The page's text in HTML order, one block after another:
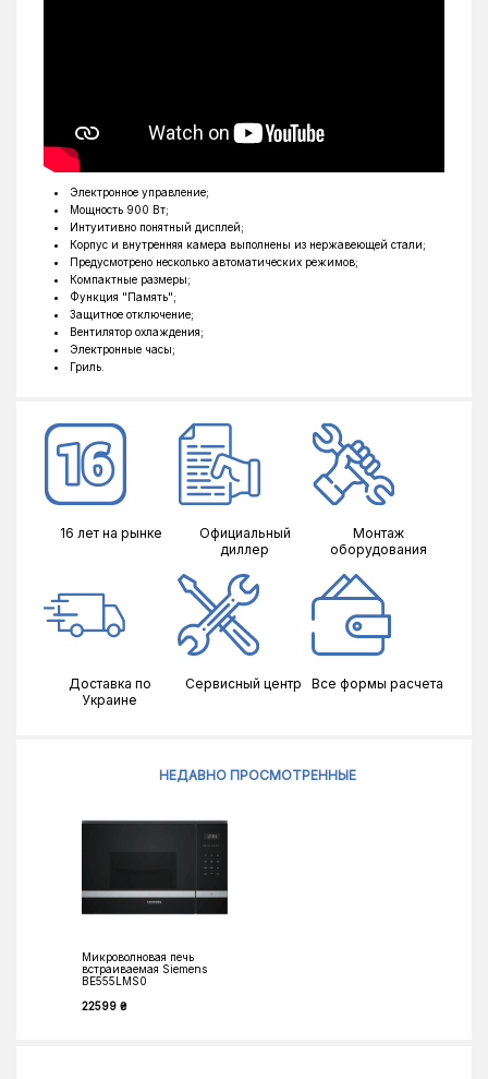
Электронное управление;
Мощность 900 Вт;
Интуитивно понятный дисплей;
Корпус и внутренняя камера выполнены из нержавеющей стали;
Предусмотрено несколько автоматических режимов;
Компактные размеры;
Функция "Память";
Защитное отключение;
Вентилятор охлаждения;
Электронные часы;
Гриль.
16 лет на рынке
Официальный
диллер
Монтаж
оборудования
Доставка по
Украине
Сервисный центр Все формы расчета
НЕДАВНО ПРОСМОТРЕННЫЕ
Микроволновая печь
встраиваемая Siemens
BE555LMS0
22599 ₴